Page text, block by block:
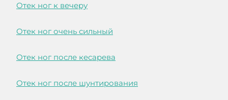
Отек ног к вечеру
Отек ног очень сильный
Отек ног после кесарева
Отек ног после шунтирования